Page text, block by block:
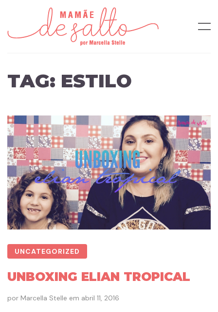
TAG: ESTILO
UNCATEGORIZED
UNBOXING ELIAN TROPICAL
por Marcella Stelle em abril 11, 2016